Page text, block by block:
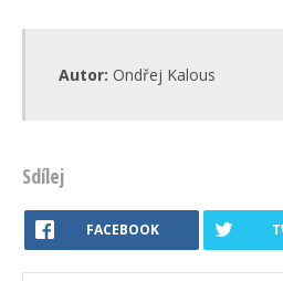
Autor: Ondřej Kalous
Sdílej
FACEBOOK